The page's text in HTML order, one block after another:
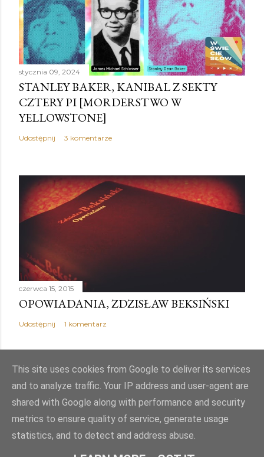
stycznia 09, 2024
STANLEY BAKER, KANIBAL Z SEKTY
CZTERY PI [MORDERSTWO W
YELLOWSTONE]
Udostępnij 3 komentarze
czerwca 15, 2015
OPOWIADANIA, ZDZISŁAW BEKSIŃSKI
Udostępnij 1 komentarz
Obsługiwane przez usługę Blogger
Autor obrazów motywu:Mae Burke
© PJK
This site uses cookies from Google to deliver its services
and to analyze traffic. Your IP address and user-agent are
shared with Google along with performance and security
metrics to ensure quality of service, generate usage
statistics, and to detect and address abuse.